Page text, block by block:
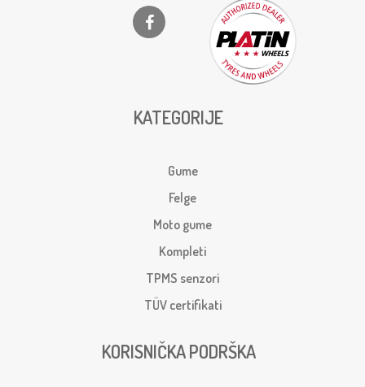
KATEGORIJE
Gume
Felge
Moto gume
Kompleti
TPMS senzori
TÜV certifikati
KORISNIČKA PODRŠKA